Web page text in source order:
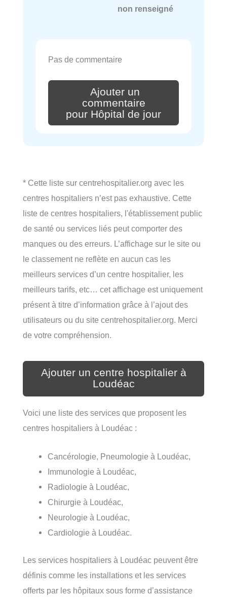
non renseigné
Pas de commentaire
Ajouter un
commentaire
pour Hôpital de jour
* Cette liste sur centrehospitalier.org avec les
centres hospitaliers n’est pas exhaustive. Cette
liste de centres hospitaliers, l'établissement public
de santé ou services liés peut comporter des
manques ou des erreurs. L’affichage sur le site ou
le classement ne reflète en aucun cas les
meilleurs services d’un centre hospitalier, les
meilleurs tarifs, etc… cet affichage est uniquement
présent à titre d’information grâce à l’ajout des
utilisateurs ou du site centrehospitalier.org. Merci
de votre compréhension.
Ajouter un centre hospitalier à
Loudéac
Voici une liste des services que proposent les
centres hospitaliers à Loudéac :
Cancérologie, Pneumologie à Loudéac,
Immunologie à Loudéac,
Radiologie à Loudéac,
Chirurgie à Loudéac,
Neurologie à Loudéac,
Cardiologie à Loudéac.
Les services hospitaliers à Loudéac peuvent être
définis comme les installations et les services
offerts par les hôpitaux sous forme d’assistance